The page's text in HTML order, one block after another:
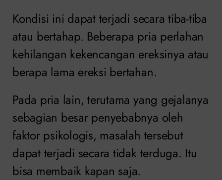
Kondisi ini dapat terjadi secara tiba-tiba
atau bertahap. Beberapa pria perlahan
kehilangan kekencangan ereksinya atau
berapa lama ereksi bertahan.
Pada pria lain, terutama yang gejalanya
sebagian besar penyebabnya oleh
faktor psikologis, masalah tersebut
dapat terjadi secara tidak terduga. Itu
bisa membaik kapan saja.